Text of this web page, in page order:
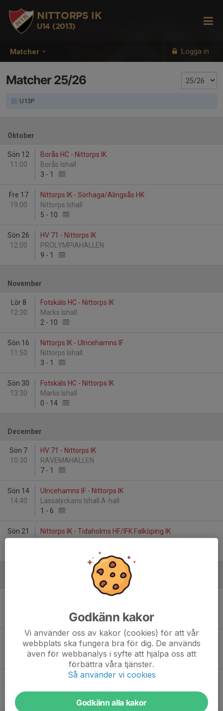
Matcher Logga in
NITTORPS IK
U14 (2013)
Matcher 25/26
U13P
Oktober
Sön 12
11:00
Borås HC - Nittorps IK
Borås Ishall
3 - 1
Fre 17
19:00
Nittorps IK - Sörhaga/Alingsås HK
Nittorps Ishall
5 - 10
Sön 26
12:00
HV 71 - Nittorps IK
PROLYMPIAHALLEN
9 - 1
November
Lör 8
12:30
Fotskäls HC - Nittorps IK
Marks Ishall
2 - 10
Sön 16
11:50
Nittorps IK - Ulricehamns IF
Nittorps Ishall
3 - 1
Sön 30
13:30
Fotskäls HC - Nittorps IK
Marks Ishall
0 - 14
December
Sön 7
10:30
HV 71 - Nittorps IK
RAVEMAHALLEN
7 - 1
Sön 14
14:40
Ulricehamns IF - Nittorps IK
Lassalyckans Ishall A-hall
1 - 6
Sön 21
Nittorps IK - Tidaholms HF/IFK Falköping IK
16:15
Sörhaga/Alingsås HK - Nittorps IK
PUAHALLEN
1
4
Nittorps IK - HV 71
Godkänn kakor
Vi använder oss av kakor (cookies) för att vår
webbplats ska fungera bra för dig. De används
även för webbanalys i syfte att hjälpa oss att
förbättra våra tjänster.
Så använder vi cookies
Godkänn alla kakor